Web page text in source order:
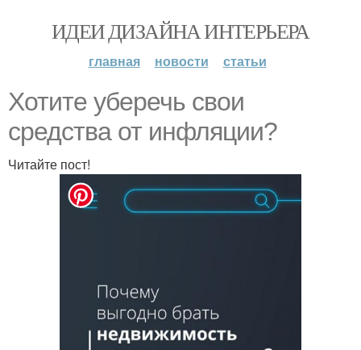
ИДЕИ ДИЗАЙНА ИНТЕРЬЕРА
главная новости статьи
Хотите уберечь свои
средства от инфляции?
Читайте пост!